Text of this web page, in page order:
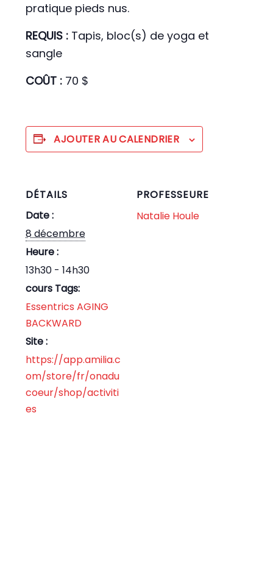
pratique pieds nus.
REQUIS : Tapis, bloc(s) de yoga et
sangle
COÛT : 70 $
AJOUTER AU CALENDRIER
DÉTAILS
Date :
8 décembre
Heure :
13h30 - 14h30
cours Tags:
Essentrics AGING
BACKWARD
Site :
https://app.amilia.c
om/store/fr/onadu
coeur/shop/activiti
es
PROFESSEURE
Natalie Houle